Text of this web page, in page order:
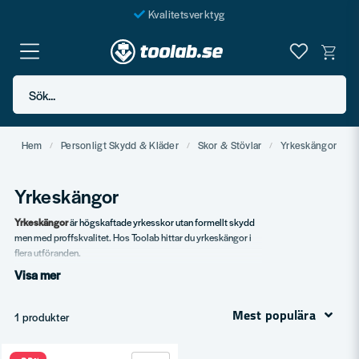
Kvalitetsverktyg
Fraktfritt över 999 SEK*
En järnhandel för alla
Sök...
Hem Personligt Skydd & Kläder Skor & Stövlar Yrkeskängor
Yrkeskängor
Yrkeskängorär högskaftade yrkesskor utan formellt skydd
men med proffskvalitet. Hos Toolab hittar du yrkeskängor i
flera utföranden.
Vårt sortiment
Vinteryrkeskängor.
Visa mer
1 produkter Mest populära